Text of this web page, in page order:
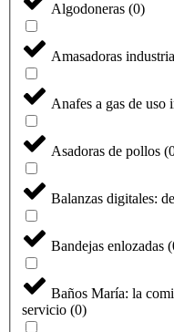
Algodoneras (0)
Amasadoras
Anafes a gas de uso
Asadoras de pollos (
Balanzas digitales:
Bandejas enlozadas (
Baños María: la
servicio (0)